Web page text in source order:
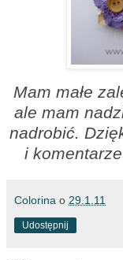
Mam małe
ale mam
nadrobić.
i
Colorina o 29.1.11
Udostępnij